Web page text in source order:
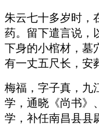
朱云七十多岁时，
药。留下遣言说，
下身的小棺材，墓
有一丈五尺长，安
梅福，字子真，九
学，通晓《尚书》
学，补任南昌县县